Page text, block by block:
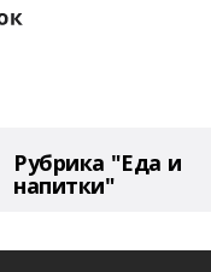
Рубрика "Еда и
напитки"